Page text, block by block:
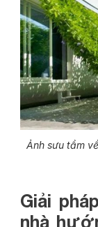
Ảnh sưu tầm
Giải
nhà